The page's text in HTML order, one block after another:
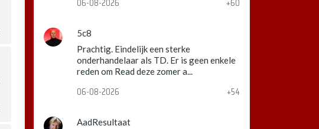
06-08-2026 +60
5c8
Prachtig. Eindelijk een sterke
onderhandelaar als TD. Er is geen enkele
reden om Read deze zomer a...
06-08-2026 +54
AadResultaat